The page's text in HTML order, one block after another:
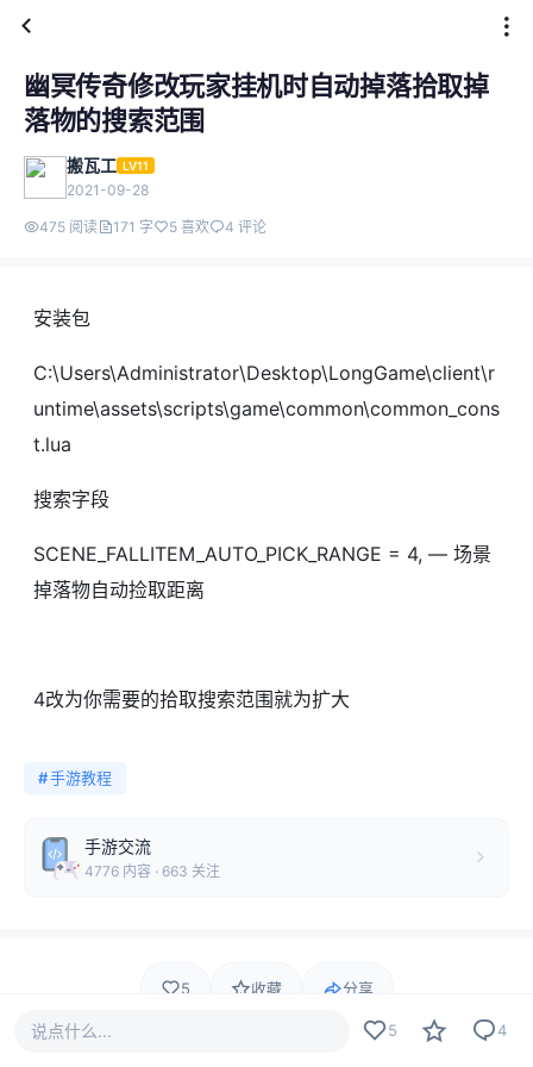
幽冥传奇修改玩家挂机时自动掉落拾取掉
落物的搜索范围
搬瓦工 LV11
2021-09-28
475 阅读 171 字 5 喜欢 4 评论
安装包
C:\Users\Administrator\Desktop\LongGame\client\r
untime\assets\scripts\game\common\common_cons
t.lua
搜索字段
SCENE_FALLITEM_AUTO_PICK_RANGE = 4, — 场景
掉落物自动捡取距离
4改为你需要的拾取搜索范围就为扩大
#手游教程
手游交流
4776 内容 · 663 关注
5 收藏 分享
说点什么... 5 4